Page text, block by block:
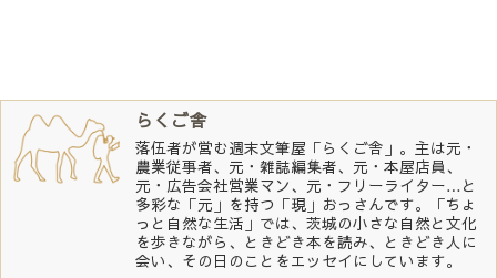
らくご舎
落伍者が営む週末文筆屋「らくご舎」。主は元・
農業従事者、元・雑誌編集者、元・本屋店員、
元・広告会社営業マン、元・フリーライター…と
多彩な「元」を持つ「現」おっさんです。「ちょ
っと自然な生活」では、茨城の小さな自然と文化
を歩きながら、ときどき本を読み、ときどき人に
会い、その日のことをエッセイにしています。